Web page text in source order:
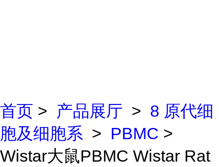
首页 > 产品展厅 > 8 原代细
胞及细胞系 > PBMC >
Wistar大鼠PBMC Wistar Rat